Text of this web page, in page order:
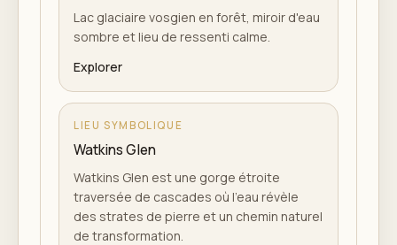
Lac glaciaire vosgien en forêt, miroir d'eau
sombre et lieu de ressenti calme.
Explorer
LIEU SYMBOLIQUE
Watkins Glen
Watkins Glen est une gorge étroite
traversée de cascades où l'eau révèle
des strates de pierre et un chemin naturel
de transformation.